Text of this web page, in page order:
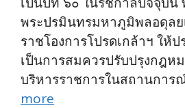
พระปรมินทรมหาภูมิพลอดุลย
ราชโองการโปรดเกล้าฯ ให้
เป็นการสมควรปรับปรุงกฎห
บริหารราชการในสถานการ
more